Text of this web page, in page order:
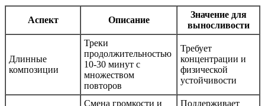
Аспект Описание
Значение для
выносливости
Длинные
композиции
Треки
продолжительностью
10-30 минут с
множеством
повторов
Требует
концентрации и
физической
устойчивости
Смена громкости и
Поддерживает